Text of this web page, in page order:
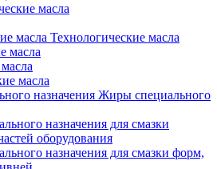
масла
Технологические масла
масла
масла
Жиры специального
назначения для смазки
оборудования
назначения для смазки форм,